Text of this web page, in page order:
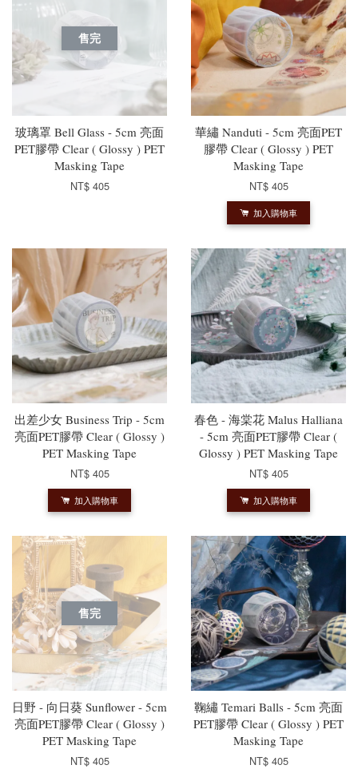
售完
玻璃罩 Bell Glass - 5cm 亮面
PET膠帶 Clear ( Glossy ) PET
Masking Tape
NT$ 405
華繡 Nanduti - 5cm 亮面PET
膠帶 Clear ( Glossy ) PET
Masking Tape
NT$ 405
加入購物車
出差少女 Business Trip - 5cm
亮面PET膠帶 Clear ( Glossy )
PET Masking Tape
NT$ 405
加入購物車
春色 - 海棠花 Malus Halliana
- 5cm 亮面PET膠帶 Clear (
Glossy ) PET Masking Tape
NT$ 405
加入購物車
售完
日野 - 向日葵 Sunflower - 5cm
亮面PET膠帶 Clear ( Glossy )
PET Masking Tape
NT$ 405
鞠繡 Temari Balls - 5cm 亮面
PET膠帶 Clear ( Glossy ) PET
Masking Tape
NT$ 405